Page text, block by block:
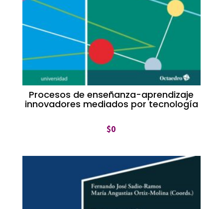
Procesos de enseñanza-aprendizaje
innovadores mediados por tecnología
$0